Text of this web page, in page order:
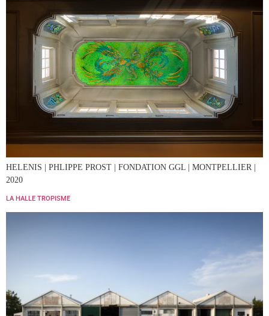
HELENIS | PHLIPPE PROST | FONDATION GGL | MONTPELLIER |
2020
LA HALLE TROPISME